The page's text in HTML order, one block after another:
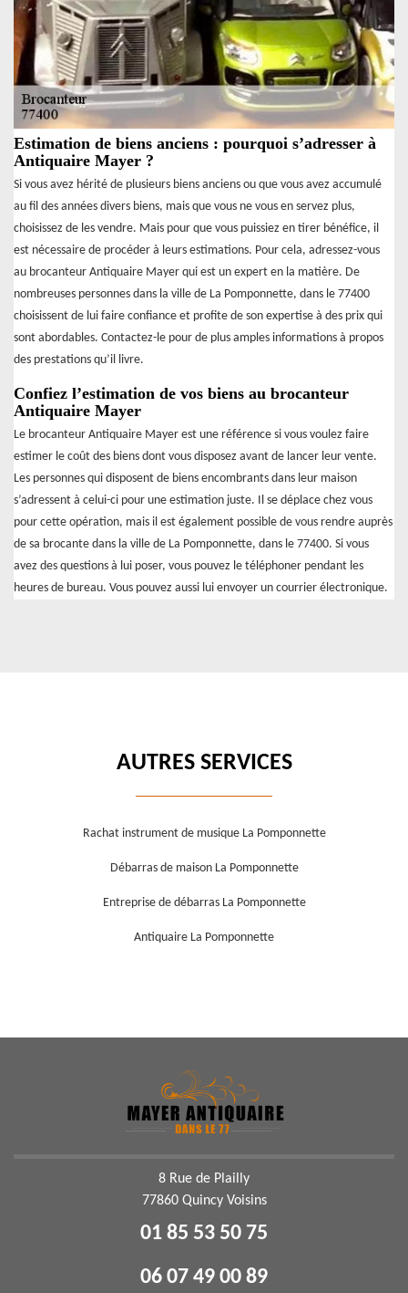
Estimation de biens anciens : pourquoi s’adresser à
Antiquaire Mayer ?
Si vous avez hérité de plusieurs biens anciens ou que vous avez accumulé
au fil des années divers biens, mais que vous ne vous en servez plus,
choisissez de les vendre. Mais pour que vous puissiez en tirer bénéfice, il
est nécessaire de procéder à leurs estimations. Pour cela, adressez-vous
au brocanteur Antiquaire Mayer qui est un expert en la matière. De
nombreuses personnes dans la ville de La Pomponnette, dans le 77400
choisissent de lui faire confiance et profite de son expertise à des prix qui
sont abordables. Contactez-le pour de plus amples informations à propos
des prestations qu’il livre.
Confiez l’estimation de vos biens au brocanteur
Antiquaire Mayer
Le brocanteur Antiquaire Mayer est une référence si vous voulez faire
estimer le coût des biens dont vous disposez avant de lancer leur vente.
Les personnes qui disposent de biens encombrants dans leur maison
s’adressent à celui-ci pour une estimation juste. Il se déplace chez vous
pour cette opération, mais il est également possible de vous rendre auprès
de sa brocante dans la ville de La Pomponnette, dans le 77400. Si vous
avez des questions à lui poser, vous pouvez le téléphoner pendant les
heures de bureau. Vous pouvez aussi lui envoyer un courrier électronique.
AUTRES SERVICES
Rachat instrument de musique La Pomponnette
Débarras de maison La Pomponnette
Entreprise de débarras La Pomponnette
Antiquaire La Pomponnette
8 Rue de Plailly
77860 Quincy Voisins
01 85 53 50 75
06 07 49 00 89